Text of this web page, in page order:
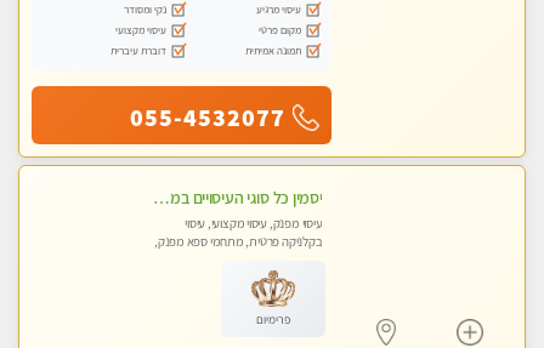
עיסוי מרגיע
נקי ומסודר
מקום פרטי
עיסוי מקצועי
תמונה אמיתית
דוברת עיברית
055-4532077
יסמין כל סוגי העיסויים במקום הכי מושלם בעיר בת ים . highly recommended..new in the city
עיסוי מפנק, עיסוי מקצועי, עיסוי
בקלניקה פרטית, מתחמי ספא מפנק,
פרימיום